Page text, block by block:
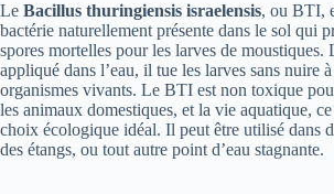
Le Bacillus thuringiensis israelensis, ou BTI,
bactérie naturellement présente dans le sol qui
spores mortelles pour les larves de moustiques.
appliqué dans l’eau, il tue les larves sans nuire à
organismes vivants. Le BTI est non toxique
les animaux domestiques, et la vie aquatique,
choix écologique idéal. Il peut être utilisé dans
des étangs, ou tout autre point d’eau stagnante.